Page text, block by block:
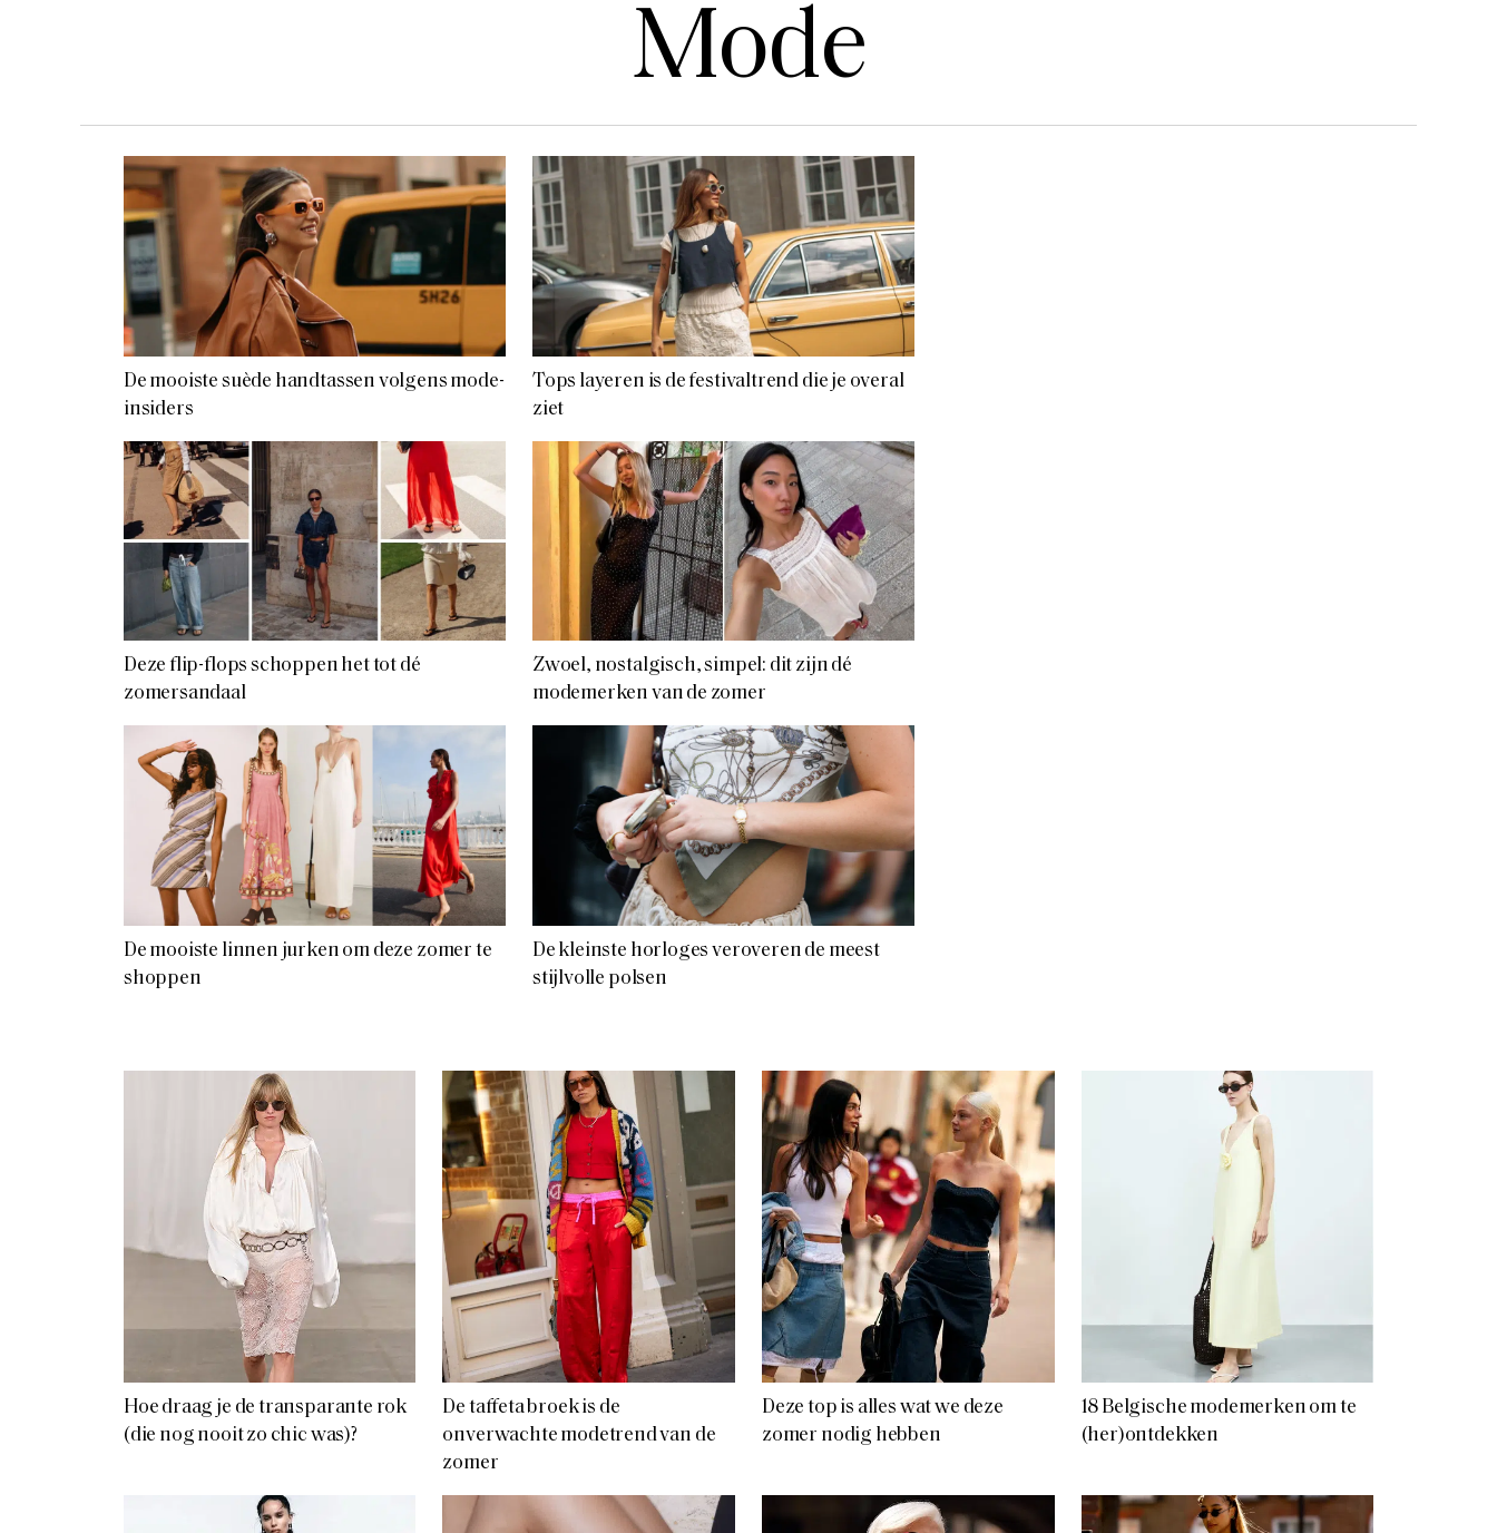
Mode
De mooiste suède handtassen volgens mode-
insiders
Tops layeren is de festivaltrend die je overal
ziet
Deze flip-flops schoppen het tot dé
zomersandaal
Zwoel, nostalgisch, simpel: dit zijn dé
modemerken van de zomer
De mooiste linnen jurken om deze zomer te
shoppen
De kleinste horloges veroveren de meest
stijlvolle polsen
Hoe draag je de transparante rok
(die nog nooit zo chic was)?
De taffeta broek is de
onverwachte modetrend van de
zomer
Deze top is alles wat we deze
zomer nodig hebben
18 Belgische modemerken om te
(her)ontdekken